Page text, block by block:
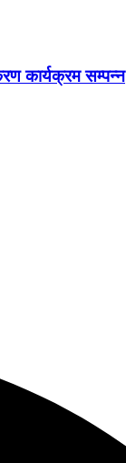
कार्यक्रम सम्पन्न